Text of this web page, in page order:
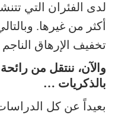
لدى الفئران التي
أكثر من غيرها.
تخفيف الإرهاق
والآن، ننتقل من
بالذكريات …
بعيداً عن كل